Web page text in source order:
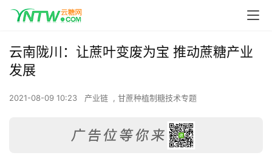
云南陇川：让蔗叶变废为宝 推动蔗糖产业
发展
2021-08-09 10:23 产业链 , 甘蔗种植制糖技术专题